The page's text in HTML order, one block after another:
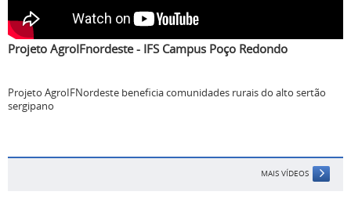
Projeto AgroIFnordeste - IFS Campus Poço Redondo
Projeto AgroIFNordeste beneficia comunidades rurais do alto sertão
sergipano
MAIS VÍDEOS